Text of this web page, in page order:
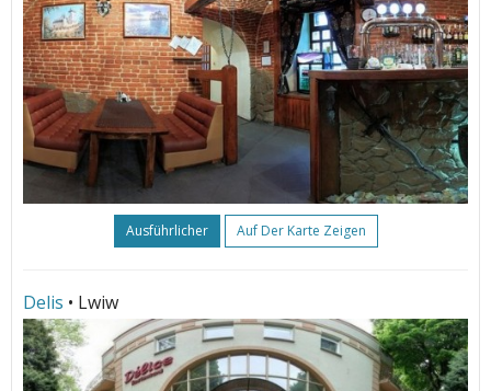
Ausführlicher Auf Der Karte Zeigen
Delis • Lwiw